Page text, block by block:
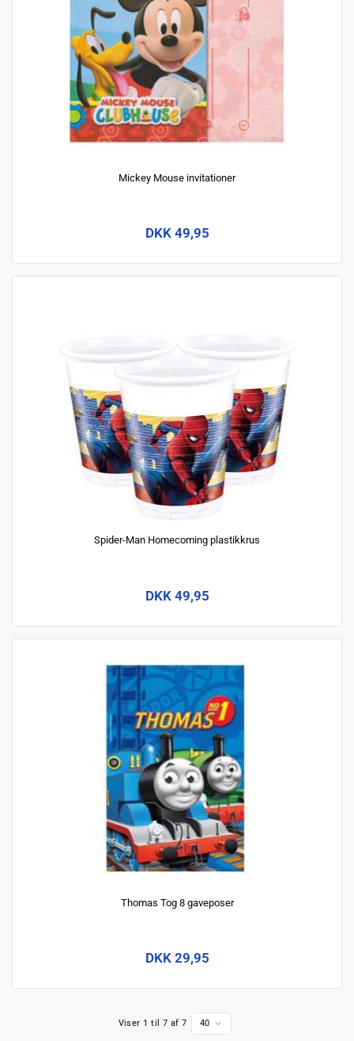
Mickey Mouse invitationer
DKK 49,95
Spider-Man Homecoming plastikkrus
DKK 49,95
Thomas Tog 8 gaveposer
DKK 29,95
Viser 1 til 7 af 7 40